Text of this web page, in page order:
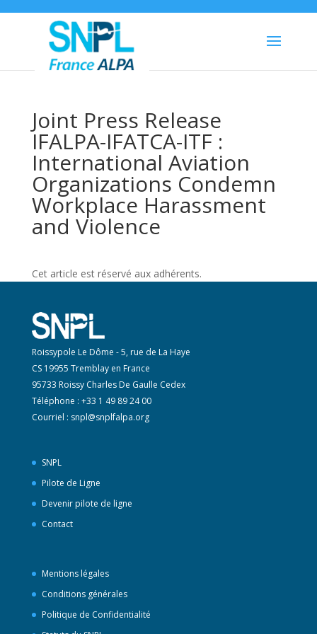
Joint Press Release
IFALPA-IFATCA-ITF :
International Aviation
Organizations Condemn
Workplace Harassment
and Violence
Cet article est réservé aux adhérents.
Roissypole Le Dôme - 5, rue de La Haye
CS 19955 Tremblay en France
95733 Roissy Charles De Gaulle Cedex
Téléphone : +33 1 49 89 24 00
Courriel : snpl@snplfalpa.org
SNPL
Pilote de Ligne
Devenir pilote de ligne
Contact
Mentions légales
Conditions générales
Politique de Confidentialité